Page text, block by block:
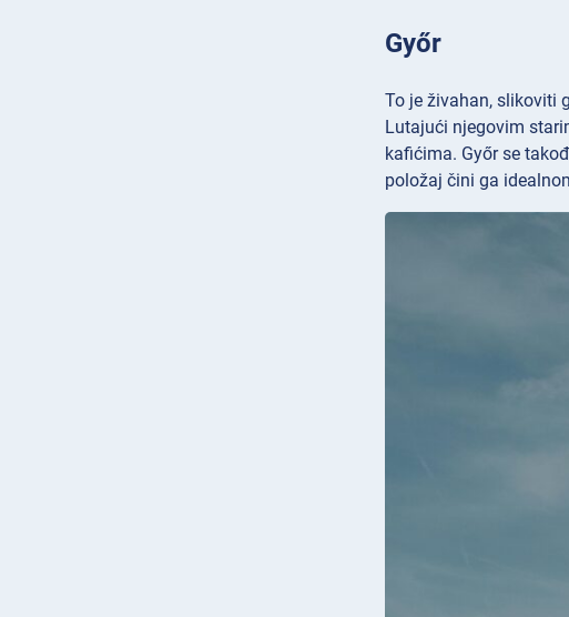
Győr
To je živahan, slikoviti
Lutajući njegovim
kafićima. Győr se
položaj čini ga